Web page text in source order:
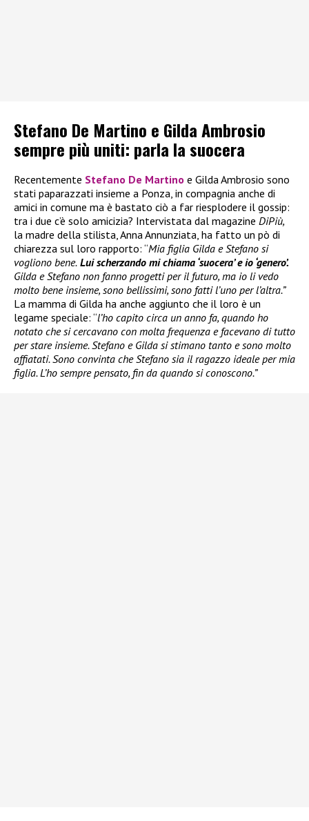
Stefano De Martino e Gilda Ambrosio
sempre più uniti: parla la suocera
Recentemente Stefano De Martino e Gilda Ambrosio sono
stati paparazzati insieme a Ponza, in compagnia anche di
amici in comune ma è bastato ciò a far riesplodere il gossip:
tra i due c’è solo amicizia? Intervistata dal magazine DiPiù,
la madre della stilista, Anna Annunziata, ha fatto un pò di
chiarezza sul loro rapporto: “Mia figlia Gilda e Stefano si
vogliono bene. Lui scherzando mi chiama ‘suocera’ e io ‘genero’.
Gilda e Stefano non fanno progetti per il futuro, ma io li vedo
molto bene insieme, sono bellissimi, sono fatti l’uno per l’altra.”
La mamma di Gilda ha anche aggiunto che il loro è un
legame speciale: “l’ho capito circa un anno fa, quando ho
notato che si cercavano con molta frequenza e facevano di tutto
per stare insieme. Stefano e Gilda si stimano tanto e sono molto
affiatati. Sono convinta che Stefano sia il ragazzo ideale per mia
figlia. L’ho sempre pensato, fin da quando si conoscono.”